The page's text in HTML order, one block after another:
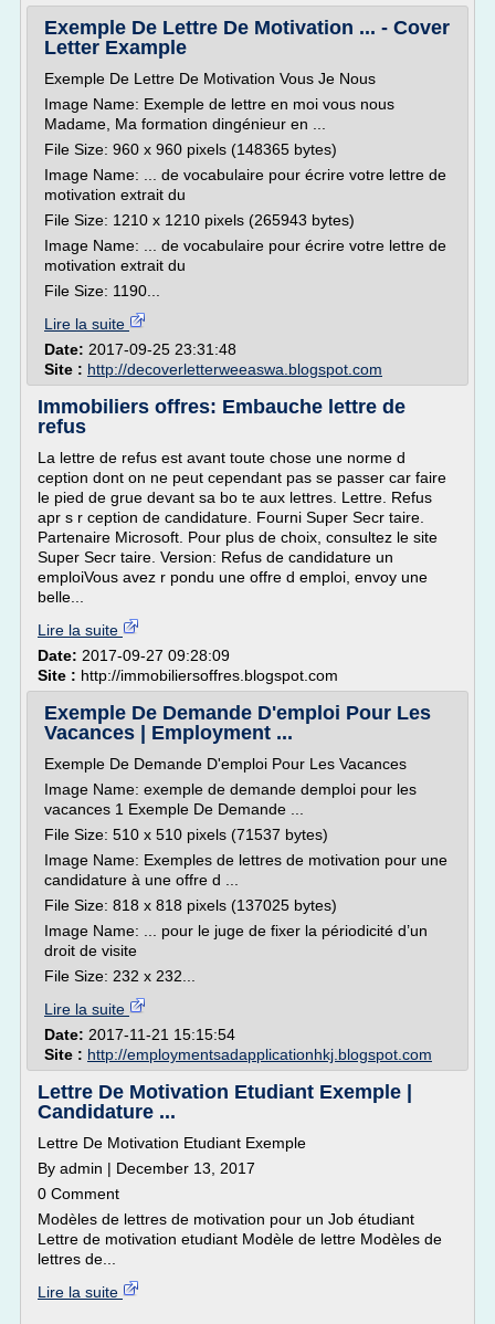
Exemple De Lettre De Motivation ... - Cover
Letter Example
Exemple De Lettre De Motivation Vous Je Nous
Image Name: Exemple de lettre en moi vous nous
Madame, Ma formation dingénieur en ...
File Size: 960 x 960 pixels (148365 bytes)
Image Name: ... de vocabulaire pour écrire votre lettre de
motivation extrait du
File Size: 1210 x 1210 pixels (265943 bytes)
Image Name: ... de vocabulaire pour écrire votre lettre de
motivation extrait du
File Size: 1190...
Lire la suite
Date: 2017-09-25 23:31:48
Site : http://decoverletterweeaswa.blogspot.com
Immobiliers offres: Embauche lettre de
refus
La lettre de refus est avant toute chose une norme d
ception dont on ne peut cependant pas se passer car faire
le pied de grue devant sa bo te aux lettres. Lettre. Refus
apr s r ception de candidature. Fourni Super Secr taire.
Partenaire Microsoft. Pour plus de choix, consultez le site
Super Secr taire. Version: Refus de candidature un
emploiVous avez r pondu une offre d emploi, envoy une
belle...
Lire la suite
Date: 2017-09-27 09:28:09
Site : http://immobiliersoffres.blogspot.com
Exemple De Demande D'emploi Pour Les
Vacances | Employment ...
Exemple De Demande D'emploi Pour Les Vacances
Image Name: exemple de demande demploi pour les
vacances 1 Exemple De Demande ...
File Size: 510 x 510 pixels (71537 bytes)
Image Name: Exemples de lettres de motivation pour une
candidature à une offre d ...
File Size: 818 x 818 pixels (137025 bytes)
Image Name: ... pour le juge de fixer la périodicité d’un
droit de visite
File Size: 232 x 232...
Lire la suite
Date: 2017-11-21 15:15:54
Site : http://employmentsadapplicationhkj.blogspot.com
Lettre De Motivation Etudiant Exemple |
Candidature ...
Lettre De Motivation Etudiant Exemple
By admin | December 13, 2017
0 Comment
Modèles de lettres de motivation pour un Job étudiant
Lettre de motivation etudiant Modèle de lettre Modèles de
lettres de...
Lire la suite